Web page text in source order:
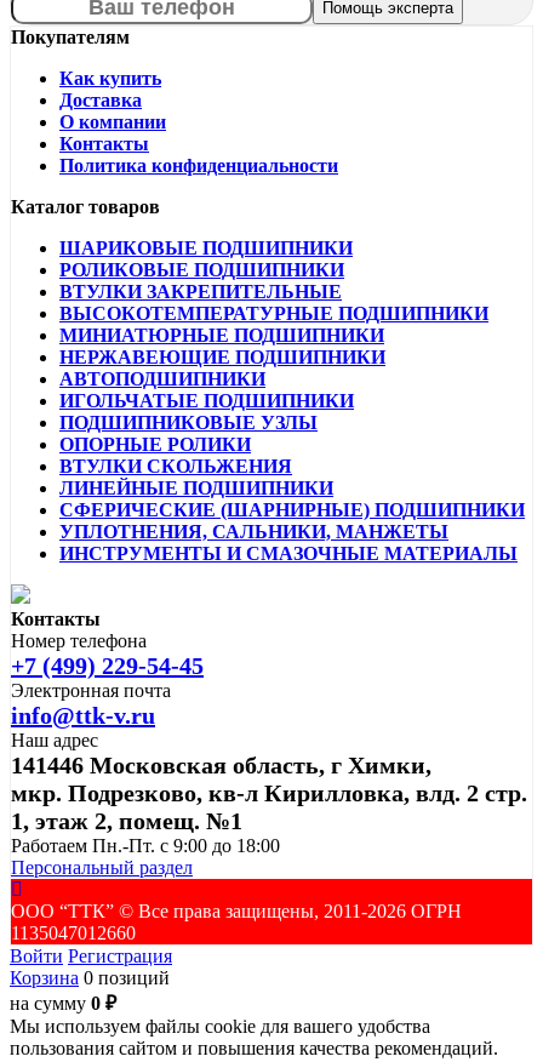
Покупателям
Как купить
Доставка
О компании
Контакты
Политика конфиденциальности
Каталог товаров
ШАРИКОВЫЕ ПОДШИПНИКИ
РОЛИКОВЫЕ ПОДШИПНИКИ
ВТУЛКИ ЗАКРЕПИТЕЛЬНЫЕ
ВЫСОКОТЕМПЕРАТУРНЫЕ ПОДШИПНИКИ
МИНИАТЮРНЫЕ ПОДШИПНИКИ
НЕРЖАВЕЮЩИЕ ПОДШИПНИКИ
АВТОПОДШИПНИКИ
ИГОЛЬЧАТЫЕ ПОДШИПНИКИ
ПОДШИПНИКОВЫЕ УЗЛЫ
ОПОРНЫЕ РОЛИКИ
ВТУЛКИ СКОЛЬЖЕНИЯ
ЛИНЕЙНЫЕ ПОДШИПНИКИ
СФЕРИЧЕСКИЕ (ШАРНИРНЫЕ) ПОДШИПНИКИ
УПЛОТНЕНИЯ, САЛЬНИКИ, МАНЖЕТЫ
ИНСТРУМЕНТЫ И СМАЗОЧНЫЕ МАТЕРИАЛЫ
Контакты
Номер телефона
+7 (499) 229-54-45
Электронная почта
info@ttk-v.ru
Наш адрес
141446 Московская область, г Химки,
мкр. Подрезково, кв-л Кирилловка, влд. 2 стр.
1, этаж 2, помещ. №1
Работаем Пн.-Пт. с 9:00 до 18:00
Персональный раздел
ООО “ТТК” ©️ Все права защищены, 2011-2026 ОГРН
1135047012660
Войти Регистрация
Корзина 0 позиций
на сумму 0 ₽
Мы используем файлы cookie для вашего удобства
пользования сайтом и повышения качества рекомендаций.